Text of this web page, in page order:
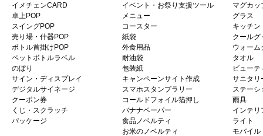
イメチェンCARD
卓上POP
スイングPOP
売り場・什器POP
ボトル首掛けPOP
ペットボトルラベル
のぼり
サイン・ディスプレイ
デジタルサイネージ
クーポン券
くじ・スクラッチ
パッケージ
イベント・お祭り支援ツール
メニュー
コースター
紙袋
外食用品
耐油袋
包装紙
キャンペーンサイト作成
スマホスタンプラリー
コールドフォイル箔押し
バナナペーパー
食品ノベルティ
お米のノベルティ
マグカッ
グラス
キッチン
クールグ
ウォーム
タオル
ビューテ
サニタリ
ステーシ
雨具
インテリ
ライト
モバイル